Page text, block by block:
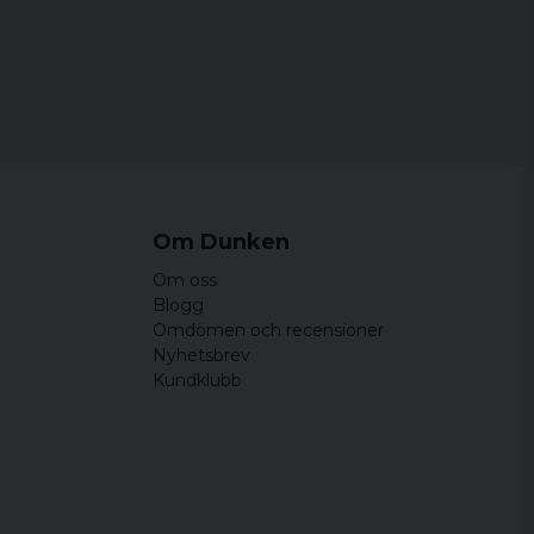
Om Dunken
Om oss
Blogg
Omdömen och recensioner
Nyhetsbrev
Kundklubb